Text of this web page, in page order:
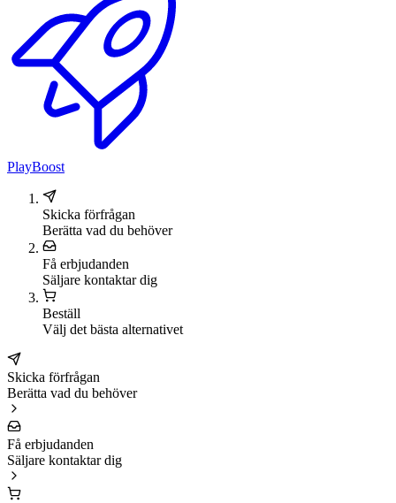
PlayBoost
Skicka förfrågan
Berätta vad du behöver
Få erbjudanden
Säljare kontaktar dig
Beställ
Välj det bästa alternativet
Skicka förfrågan
Berätta vad du behöver
Få erbjudanden
Säljare kontaktar dig